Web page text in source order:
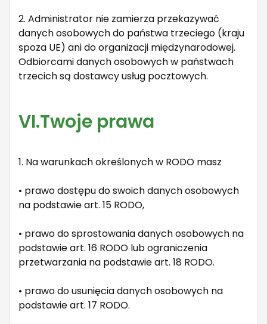
2. Administrator nie zamierza przekazywać
danych osobowych do państwa trzeciego (kraju
spoza UE) ani do organizacji międzynarodowej.
Odbiorcami danych osobowych w państwach
trzecich są dostawcy usług pocztowych.
VI.Twoje prawa
1. Na warunkach określonych w RODO masz
• prawo dostępu do swoich danych osobowych
na podstawie art. 15 RODO,
• prawo do sprostowania danych osobowych na
podstawie art. 16 RODO lub ograniczenia
przetwarzania na podstawie art. 18 RODO.
• prawo do usunięcia danych osobowych na
podstawie art. 17 RODO.